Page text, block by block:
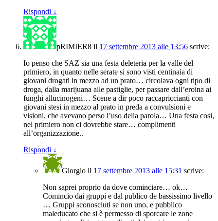
Rispondi ↓
pRIMIER8 il 17 settembre 2013 alle 13:56 scrive:
Io penso che SAZ sia una festa deleteria per la valle del
primiero, in quanto nelle serate si sono visti centinaia di
giovani drogati in mezzo ad un prato… circolava ogni tipo di
droga, dalla marijuana alle pastiglie, per passare dall’eroina ai
funghi allucinogeni… Scene a dir poco raccapriccianti con
giovani stesi in mezzo al prato in preda a convulsioni e
visioni, che avevano perso l’uso della parola… Una festa cosi,
nel primiero non ci dovrebbe stare… complimenti
all’organizzazione..
Rispondi ↓
Giorgio il 17 settembre 2013 alle 15:31 scrive:
Non saprei proprio da dove cominciare… ok…
Comincio dai gruppi e dal publico de bassissimo livello
… Gruppi sconosciuti se non uno, e pubblico
maleducato che si è permesso di sporcare le zone